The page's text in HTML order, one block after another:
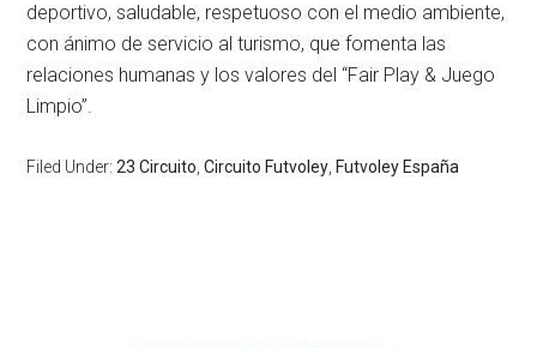
deportivo, saludable, respetuoso con el medio ambiente,
con ánimo de servicio al turismo, que fomenta las
relaciones humanas y los valores del “Fair Play & Juego
Limpio”.
Filed Under:23 Circuito ,Circuito Futvoley Futvoley España